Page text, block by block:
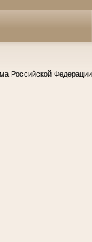
Российской